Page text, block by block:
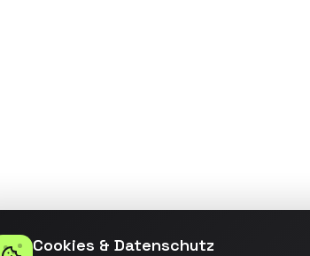
Details ansehen
Cookies & Datenschutz